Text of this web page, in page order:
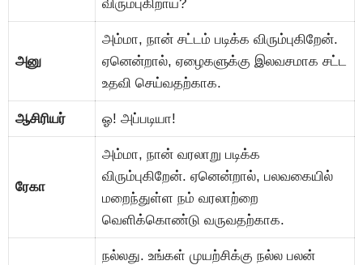
விரும்புகிறாய்?
அனு
அம்மா, நான் சட்டம் படிக்க விரும்புகிறேன்.
ஏனென்றால், ஏழைகளுக்கு இலவசமாக சட்ட
உதவி செய்வதற்காக.
ஆசிரியர் ஓ! அப்படியா!
ரேகா
அம்மா, நான் வரலாறு படிக்க
விரும்புகிறேன். ஏனென்றால், பலவகையில்
மறைந்துள்ள நம் வரலாற்றை
வெளிக்கொண்டு வருவதற்காக.
நல்லது. உங்கள் முயற்சிக்கு நல்ல பலன்